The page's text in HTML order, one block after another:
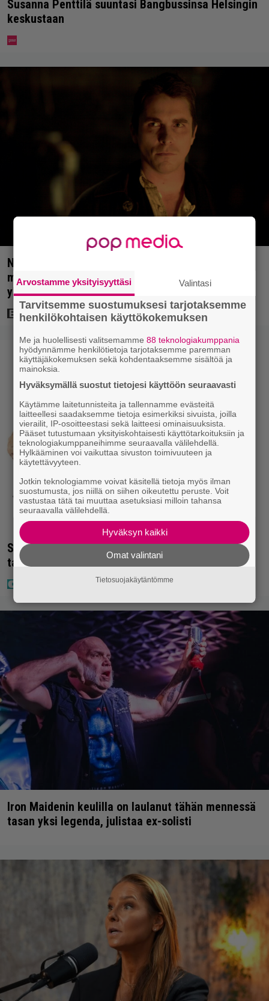
Susanna Penttilä suuntasi Bangbussinsa Helsingin
keskustaan
Nyt Netflixissä: Christopher Nolanin viiden tähden
mysteerileffa – ”Huikean hienosti kirjoitettu
yllätyskäänteiden sarja”
Seiska: Laulaja Frederik lyttäsi Eput – johan oli
taas kielen käyttöä
Iron Maidenin keulilla on laulanut tähän mennessä
tasan yksi legenda, julistaa ex-solisti
Arvostamme yksityisyyttäsi Valintasi
Tarvitsemme suostumuksesi tarjotaksemme
henkilökohtaisen käyttökokemuksen
Me ja huolellisesti valitsemamme88 teknologiakumppania
hyödynnämme henkilötietoja tarjotaksemme paremman
käyttäjäkokemuksen sekä kohdentaaksemme sisältöä ja
mainoksia.
Hyväksymällä suostut tietojesi käyttöön seuraavasti
Käytämme laitetunnisteita ja tallennamme evästeitä
laitteellesi saadaksemme tietoja esimerkiksi sivuista, joilla
vierailit, IP-osoitteestasi sekä laitteesi ominaisuuksista.
Pääset tutustumaan yksityiskohtaisesti käyttötarkoituksiin ja
teknologiakumppaneihimme seuraavalla välilehdellä.
Hylkääminen voi vaikuttaa sivuston toimivuuteen ja
käytettävyyteen.
Jotkin teknologiamme voivat käsitellä tietoja myös ilman
suostumusta, jos niillä on siihen oikeutettu peruste. Voit
vastustaa tätä tai muuttaa asetuksiasi milloin tahansa
seuraavalla välilehdellä.
Hyväksyn kaikki
Omat valintani
Tietosuojakäytäntömme